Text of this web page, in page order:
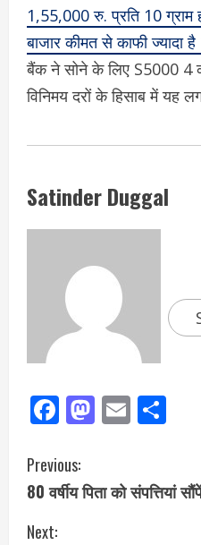
1,55,000 रु. प्रति 10 ग्राम
बाजार कीमत से काफी ज्यादा
बैंक ने सोने के लिए S5000 4
विनिमय दरों के हिसाब में यह
Satinder Duggal
Facebook
Email
Previous:
80 वर्षीय पिता को संपत्तियां
Next: